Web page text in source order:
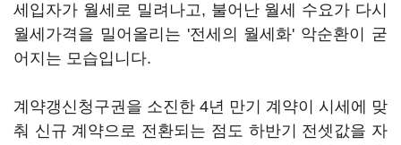
세입자가 월세로 밀려나고, 불어난 월세 수요가 다시
월세가격을 밀어올리는 '전세의 월세화' 악순환이 굳
어지는 모습입니다.
계약갱신청구권을 소진한 4년 만기 계약이 시세에 맞
춰 신규 계약으로 전환되는 점도 하반기 전셋값을 자